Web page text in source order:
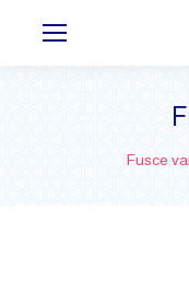
Fusce